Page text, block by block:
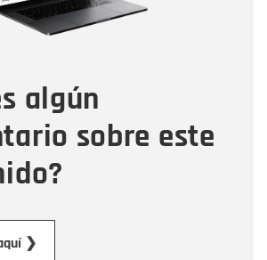
algún
sobre este
❯